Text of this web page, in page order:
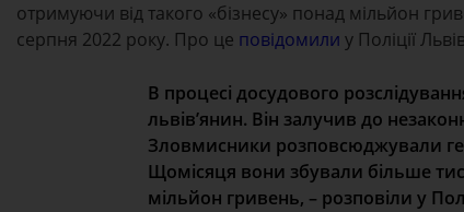
отримуючи від такого «бізнесу» понад мільйон
серпня 2022 року. Про це повідомили у Поліції
В процесі досудового
львів’янин. Він залучив до
Зловмисники розповсюджували
Щомісяця вони збували більше
мільйон гривень, – розповіли у